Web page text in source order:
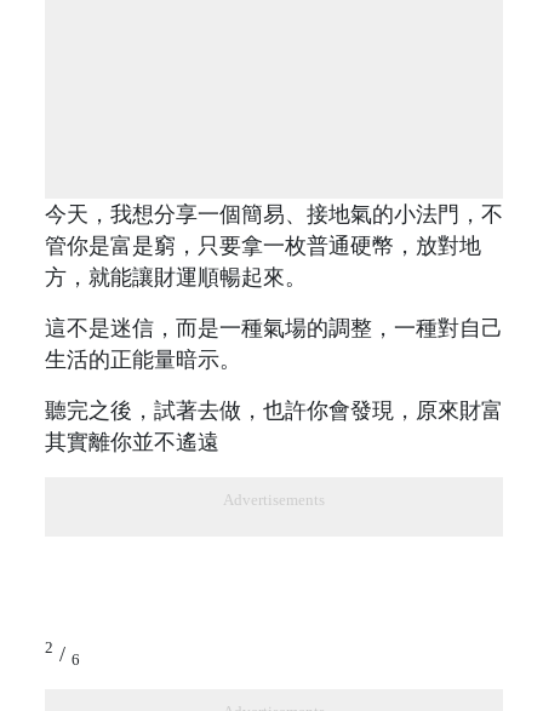
今天，我想分享一個簡易、接地氣的小法門，不
管你是富是窮，只要拿一枚普通硬幣，放對地
方，就能讓財運順暢起來。
這不是迷信，而是一種氣場的調整，一種對自己
生活的正能量暗示。
聽完之後，試著去做，也許你會發現，原來財富
其實離你並不遙遠
Advertisements
2 / 6